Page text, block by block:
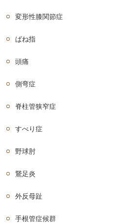
変形性膝関節症
ばね指
頭痛
側弯症
脊柱管狭窄症
すべり症
野球肘
鵞足炎
外反母趾
手根管症候群